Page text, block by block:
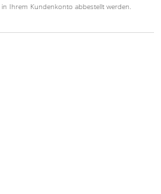
Ihrem Kundenkonto abbestellt werden.